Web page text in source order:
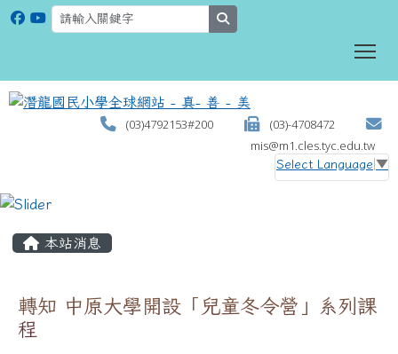
(03)4792153#200
(03)-4708472
mis@m1.cles.tyc.edu.tw
Select Language ▼
本站消息
轉知 中原大學開設「兒童冬令營」系列課
程